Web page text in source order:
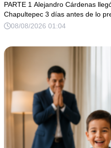
PARTE 1 Alejandro Cárdenas
Chapultepec 3 días antes de lo
08/08/2026 01:04